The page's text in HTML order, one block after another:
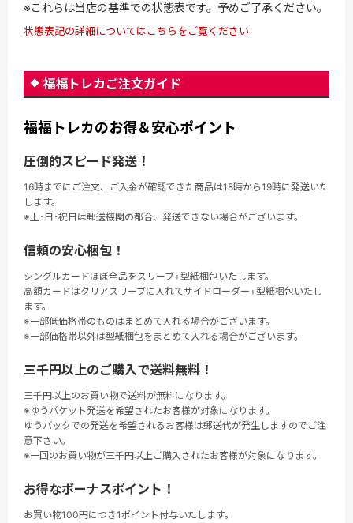
※これらは当店の基準での状態表です。予めご了承ください。
状態表記の詳細についてはこちらをご覧ください
福福トレカご注文ガイド
福福トレカのお得＆安心ポイント
圧倒的スピード発送！
16時までにご注文、ご入金が確認できた商品は18時から19時に発送いた
します。
※土･日･祝日は郵送機関の都合、発送できない場合がございます。
信頼の安心梱包！
シングルカードほぼ全品をスリーブ+型紙梱包いたします。
高額カードはクリアスリーブに入れてサイドローダー+型紙梱包いたし
ます。
※一部低価格帯のものはまとめて入れる場合がございます。
※一部価格帯以外は型紙梱包をまとめて入れる場合がございます。
三千円以上のご購入で送料無料！
三千円以上のお買い物で送料が無料になります。
※ゆうパケット発送を希望されたお客様が対象になります。
ゆうパックでの発送を希望されるお客様は郵送代が発生しますのでご注
意下さい。
※一回のお買い物が三千円以上ご購入されたお客様が対象になります。
お得なボーナスポイント！
お買い物100円につき1ポイント付与いたします。